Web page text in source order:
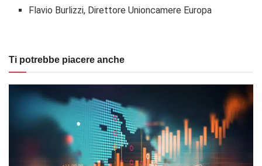
Flavio Burlizzi, Direttore Unioncamere Europa
Ti potrebbe piacere anche